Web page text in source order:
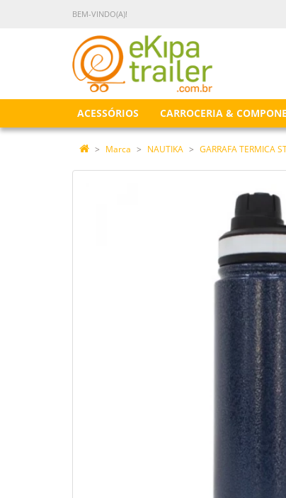
BEM-VINDO(A)!
ACESSÓRIOS CARROCERIA &
Marca NAUTIKA GARRAFA TERMICA